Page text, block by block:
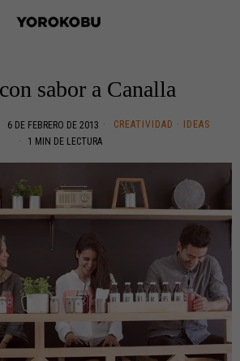
sabor a Canalla
6 DE FEBRERO DE 2013 CREATIVIDAD ·
IDEAS
1 MIN DE LECTURA